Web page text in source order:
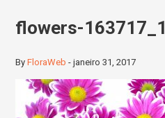
flowers-
ByFloraWeb -janeiro 31, 2017